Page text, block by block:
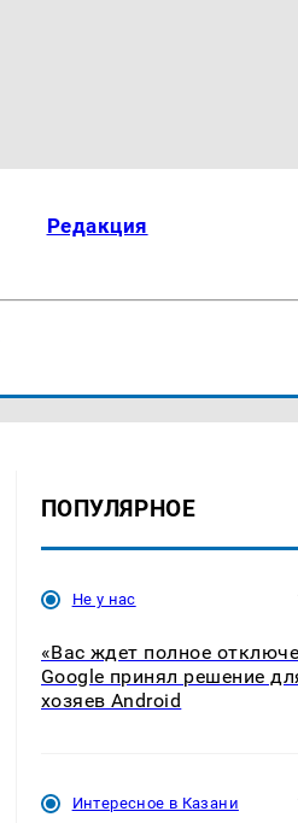
Редакция
ПОПУЛЯРНОЕ
Не у нас
«Вас ждет полное
Google принял решение
хозяев Android
Интересное в Казани